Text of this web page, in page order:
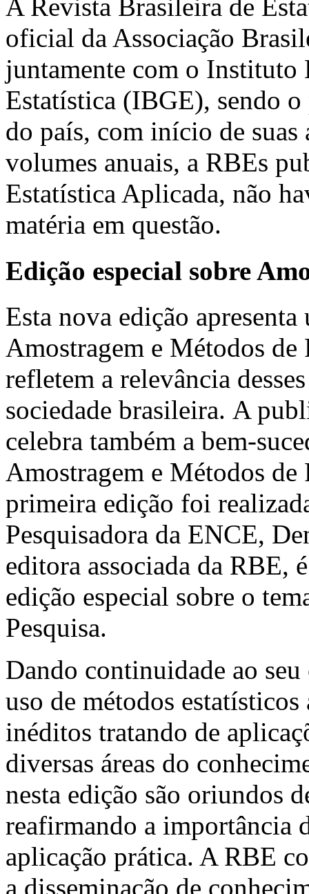
A Revista Brasileira de
oficial da Associação
juntamente com o Instituto
Estatística (IBGE), sendo
do país, com início de
volumes anuais, a RBEs
Estatística Aplicada, não
matéria em questão.
Edição especial sobre
Esta nova edição
Amostragem e Métodos de
refletem a relevância
sociedade brasileira. A
celebra também a bem-
Amostragem e Métodos
primeira edição foi
Pesquisadora da ENCE,
editora associada da RBE,
edição especial sobre o
Pesquisa.
Dando continuidade ao
uso de métodos
inéditos tratando de
diversas áreas do
nesta edição são oriundos
reafirmando a importância
aplicação prática. A RBE
a disseminação de